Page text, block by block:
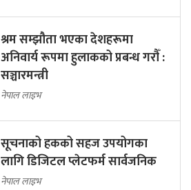
श्रम सम्झौता भएका देशहरूमा
अनिवार्य रूपमा हुलाकको प्रबन्ध गराैँ :
सञ्चारमन्त्री
नेपाल लाइभ
सूचनाको हकको सहज उपयोगका
लागि डिजिटल प्लेटफर्म सार्वजनिक
नेपाल लाइभ